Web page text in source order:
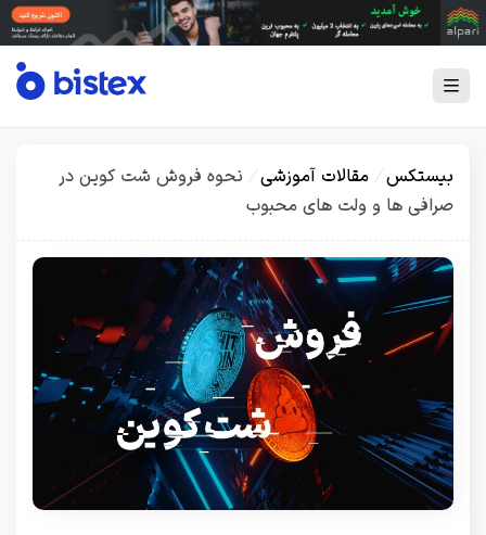
بیستکس مقالات آموزشی
نحوه فروش شت کوین در
صرافی ها و ولت های محبوب